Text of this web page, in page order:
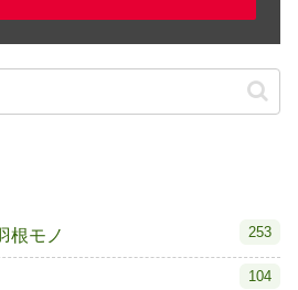
根モノ 253
104